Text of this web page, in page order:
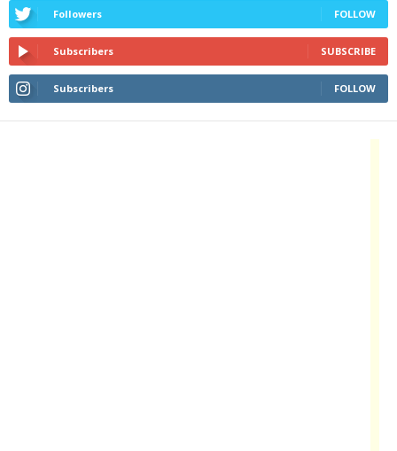
Followers FOLLOW
Subscribers SUBSCRIBE
Subscribers FOLLOW